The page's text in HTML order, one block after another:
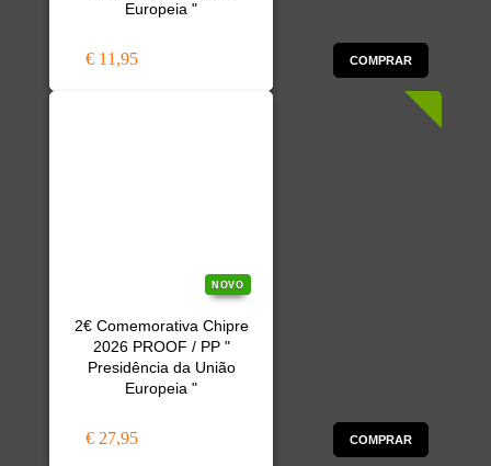
Europeia "
€ 11,95 COMPRAR
NOVO
2€ Comemorativa Chipre
2026 PROOF / PP "
Presidência da União
Europeia "
€ 27,95 COMPRAR